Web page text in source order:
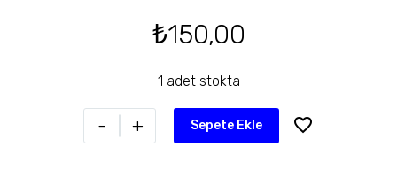
₺150,00
1 adet stokta
- + Sepete Ekle